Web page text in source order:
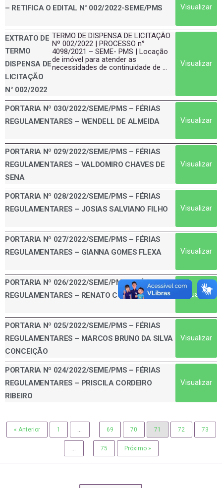
– RETIFICA O EDITAL N° 002/2022-SEME/PMS
Visualizar
EXTRATO DE
TERMO
DISPENSA DE
LICITAÇÃO
N° 002/2022
TERMO DE DISPENSA DE LICITAÇÃO
Nº 002/2022 | PROCESSO n°
4098/2021 – SEME- PMS | Locação
de imóvel para atender as
necessidades de continuidade de ...
Visualizar
PORTARIA Nº 030/2022/SEME/PMS – FÉRIAS
REGULAMENTARES – WENDELL DE ALMEIDA
Visualizar
PORTARIA Nº 029/2022/SEME/PMS – FÉRIAS
REGULAMENTARES – VALDOMIRO CHAVES DE
SENA
Visualizar
PORTARIA Nº 028/2022/SEME/PMS – FÉRIAS
REGULAMENTARES – JOSIAS SALVIANO FILHO
Visualizar
PORTARIA Nº 027/2022/SEME/PMS – FÉRIAS
REGULAMENTARES – GIANNA GOMES FLEXA
Visualizar
PORTARIA Nº 026/2022/SEME/PMS – FÉRIAS
REGULAMENTARES – RENATO COSTA DA SILVA
Visualizar
PORTARIA Nº 025/2022/SEME/PMS – FÉRIAS
REGULAMENTARES – MARCOS BRUNO DA SILVA
CONCEIÇÃO
Visualizar
PORTARIA Nº 024/2022/SEME/PMS – FÉRIAS
REGULAMENTARES – PRISCILA CORDEIRO
RIBEIRO
Visualizar
« Anterior 1 69 70 71 72 73
75 Próximo »